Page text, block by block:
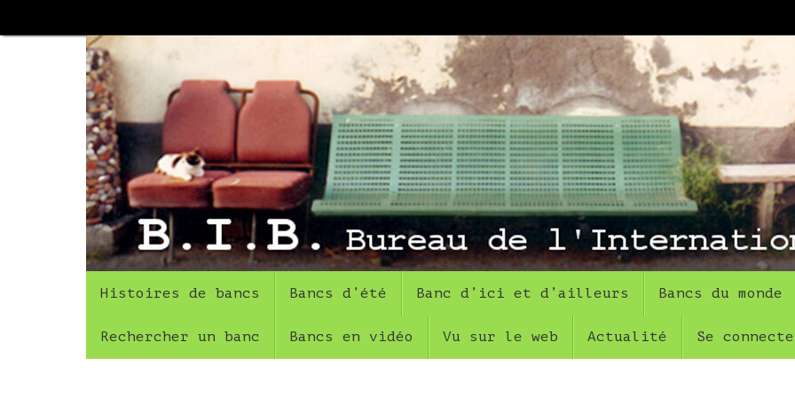
au
Histoires de bancs Bancs d’été Banc d’ici et d’ailleurs Bancs du monde
Rechercher un banc Bancs en vidéo Vu sur le web Actualité Se